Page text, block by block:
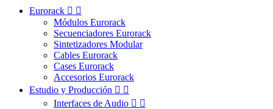
Eurorack  
Módulos Eurorack
Secuenciadores Eurorack
Sintetizadores Modular
Cables Eurorack
Cases Eurorack
Accesorios Eurorack
Estudio y Producción  
Interfaces de Audio  